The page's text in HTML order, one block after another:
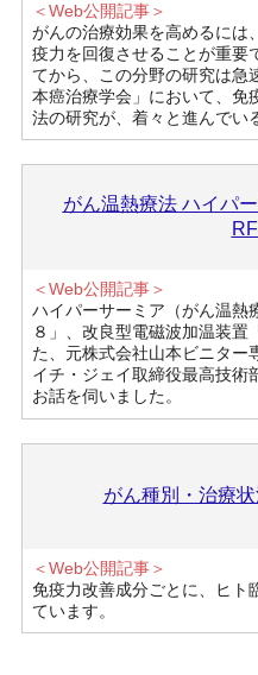
＜Web公開記事＞
がんの治療効果を高めるには
疫力を回復させることが重要
てから、この分野の研究は急
本癌治療学会」において、免
法の研究が、着々と進んでい
がん温熱療法 ハイパ
＜Web公開記事＞
ハイパーサーミア（がん温熱
８」、改良型電磁波加温装置
た、元株式会社山本ビニター
イチ・ジェイ取締役最高技
お話を伺いました。
がん種別・治療
＜Web公開記事＞
免疫力改善成分ごとに、ヒト
ています。